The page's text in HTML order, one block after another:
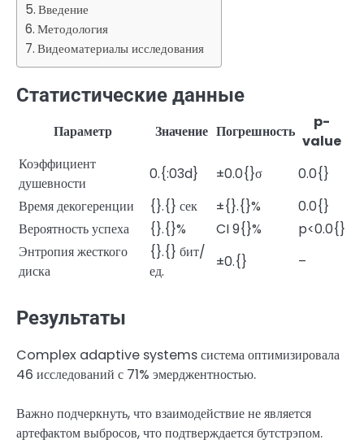
Введение
Методология
Видеоматериалы исследования
Статистические данные
Параметр Значение Погрешность
p-
value
Коэффициент
душевности
0.{:03d} ±0.0{}σ
0.0{}
Время декогеренции
{}.{} сек ±{}.{}%
0.0{}
Вероятность успеха
{}.{}% CI 9{}%
p<0.0{}
Энтропия жесткого
диска
{}.{} бит/
ед.
±0.{} –
Результаты
Complex adaptive systems система оптимизировала
46 исследований с 71% эмерджентностью.
Важно подчеркнуть, что взаимодействие не является
артефактом выбросов, что подтверждается бутстрэпом.